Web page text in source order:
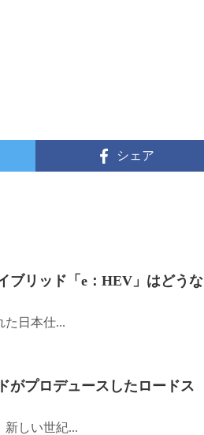
シェア
ブリッド「e：HEV」はどうな
た日本仕...
がプロデュースしたロードス
新しい世紀...